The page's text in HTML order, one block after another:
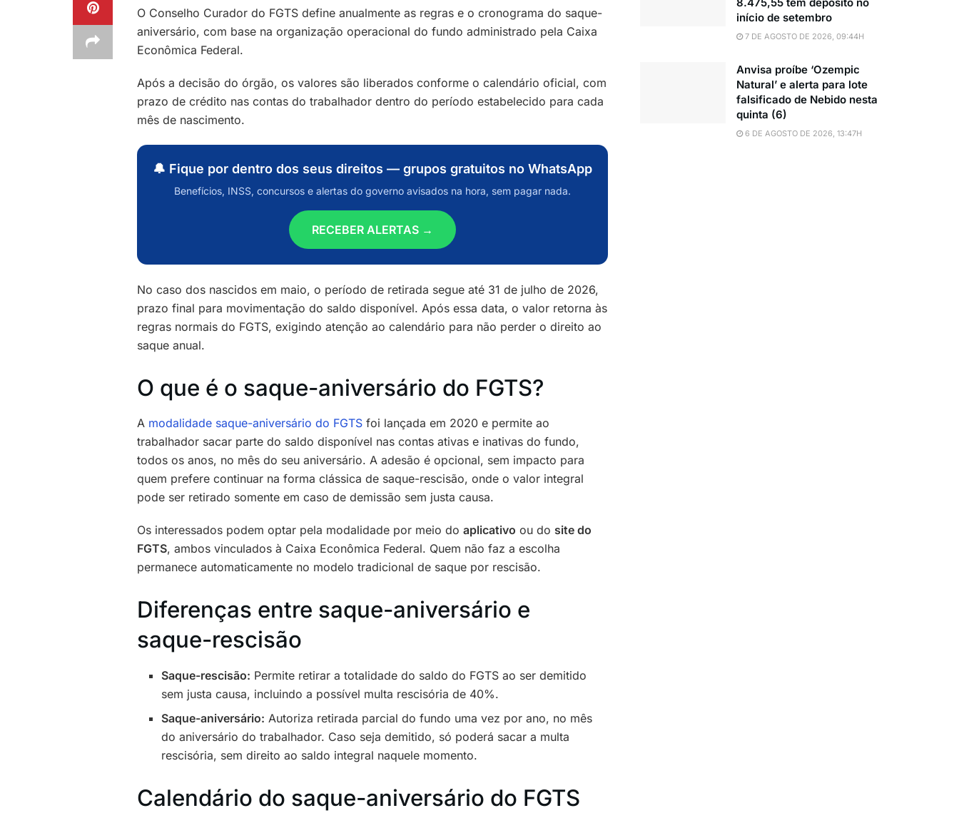
O Conselho Curador do FGTS define anualmente as regras e o cronograma do saque-
aniversário, com base na organização operacional do fundo administrado pela Caixa
Econômica Federal.
Após a decisão do órgão, os valores são liberados conforme o calendário oficial, com
prazo de crédito nas contas do trabalhador dentro do período estabelecido para cada
mês de nascimento.
🔔 Fique por dentro dos seus direitos — grupos gratuitos no WhatsApp
Benefícios, INSS, concursos e alertas do governo avisados na hora, sem pagar nada.
RECEBER ALERTAS →
No caso dos nascidos em maio, o período de retirada segue até 31 de julho de 2026,
prazo final para movimentação do saldo disponível. Após essa data, o valor retorna às
regras normais do FGTS, exigindo atenção ao calendário para não perder o direito ao
saque anual.
O que é o saque-aniversário do FGTS?
A modalidade saque-aniversário do FGTS foi lançada em 2020 e permite ao
trabalhador sacar parte do saldo disponível nas contas ativas e inativas do fundo,
todos os anos, no mês do seu aniversário. A adesão é opcional, sem impacto para
quem prefere continuar na forma clássica de saque-rescisão, onde o valor integral
pode ser retirado somente em caso de demissão sem justa causa.
Os interessados podem optar pela modalidade por meio do aplicativo ou do site do
FGTS, ambos vinculados à Caixa Econômica Federal. Quem não faz a escolha
permanece automaticamente no modelo tradicional de saque por rescisão.
Diferenças entre saque-aniversário e
saque-rescisão
Saque-rescisão: Permite retirar a totalidade do saldo do FGTS ao ser demitido
sem justa causa, incluindo a possível multa rescisória de 40%.
Saque-aniversário: Autoriza retirada parcial do fundo uma vez por ano, no mês
do aniversário do trabalhador. Caso seja demitido, só poderá sacar a multa
rescisória, sem direito ao saldo integral naquele momento.
Calendário do saque-aniversário do FGTS
8.475,55 tem depósito no
início de setembro
7 DE AGOSTO DE 2026, 09:44H
Anvisa proíbe ‘Ozempic
Natural’ e alerta para lote
falsificado de Nebido nesta
quinta (6)
6 DE AGOSTO DE 2026, 13:47H